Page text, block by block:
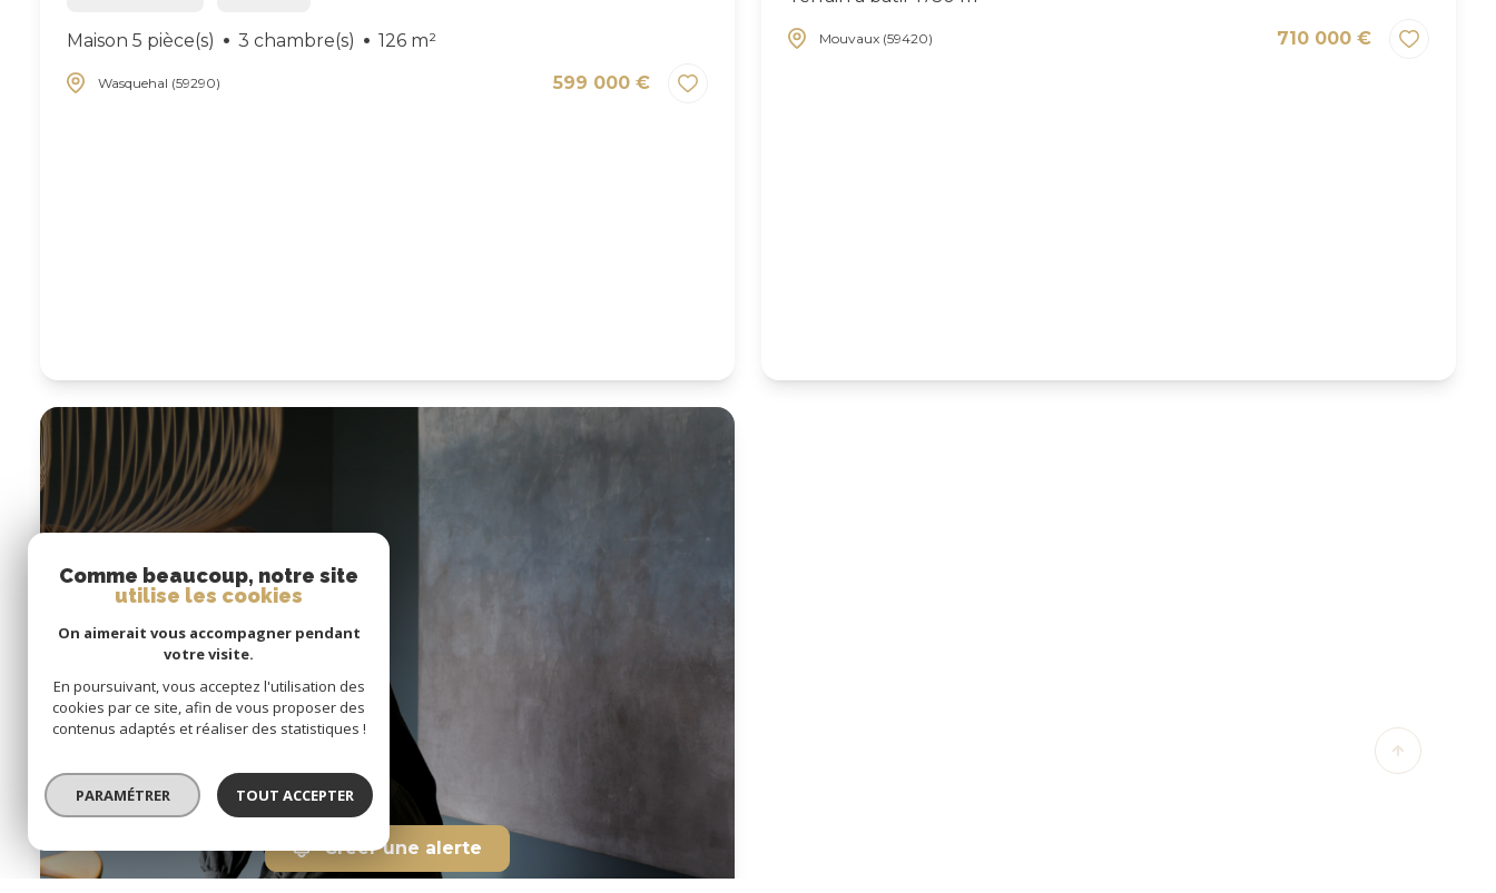
Maison 5 pièce(s) 3 chambre(s) 126 m²
Wasquehal (59290) 599 000 €
Mouvaux (59420) 710 000 €
Créer votre alerte
Créer une alerte
Comme beaucoup, notre site
utilise les cookies
On aimerait vous accompagner pendant
votre visite.
En poursuivant, vous acceptez l'utilisation des
cookies par ce site, afin de vous proposer des
contenus adaptés et réaliser des statistiques !
PARAMÉTRER TOUT ACCEPTER